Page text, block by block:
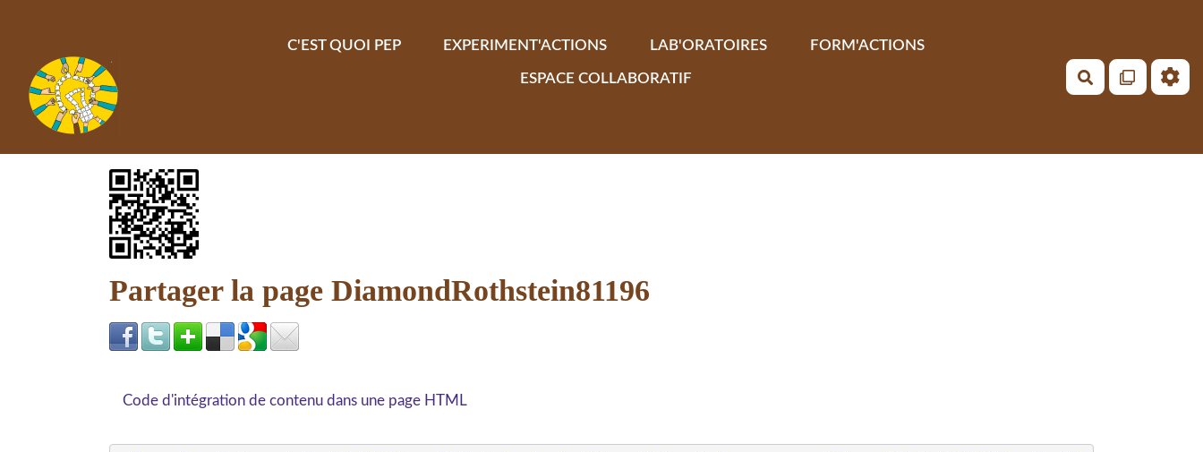
C'EST QUOI PEP
EXPERIMENT'ACTIONS LAB'ORATOIRES FORM'ACTIONS
ESPACE COLLABORATIF Rechercher
Partager la page DiamondRothstein81196
Code d'intégration de contenu dans une page HTML